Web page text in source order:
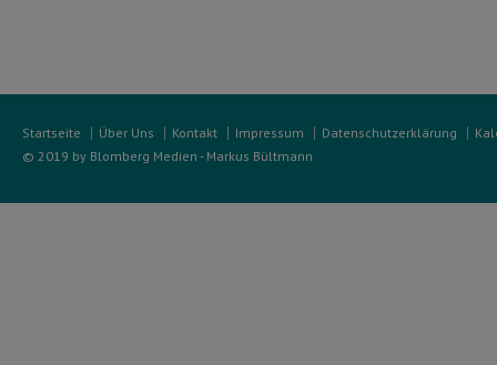
Startseite Über Uns Kontakt Impressum Datenschutzerklärung
© 2019 by Blomberg Medien - Markus Bültmann